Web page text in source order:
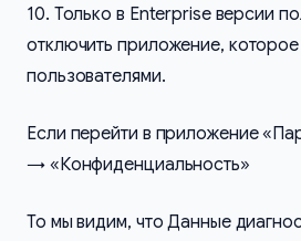
10. Только в Enterprise версии
отключить приложение, которое
пользователями.
Если перейти в приложение
→ «Конфиденциальность»
То мы видим, что Данные